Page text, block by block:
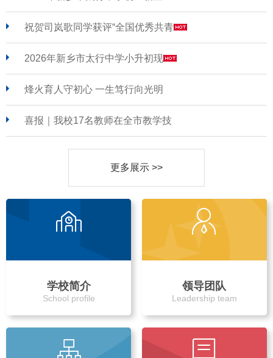
祝贺司岚歌同学获评“全国优秀共青
2026年新乡市太行中学小升初现
烽火育人守初心 一生笃行向光明
喜报｜我校17名教师在全市教学技
更多展示 >>
学校简介
School profile
领导团队
Leadership team